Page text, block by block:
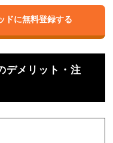
ドに無料登録する
デメリット・注